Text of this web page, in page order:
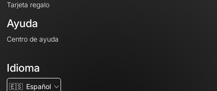
Tarjeta regalo
Ayuda
Centro de ayuda
Idioma
🇪🇸 Español